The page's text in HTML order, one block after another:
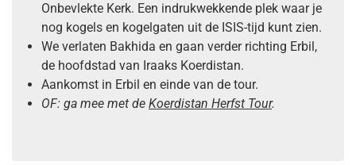
Onbevlekte Kerk. Een indrukwekkende plek waar je
nog kogels en kogelgaten uit de ISIS-tijd kunt zien.
We verlaten Bakhida en gaan verder richting Erbil,
de hoofdstad van Iraaks Koerdistan.
Aankomst in Erbil en einde van de tour.
OF: ga mee met de Koerdistan Herfst Tour.